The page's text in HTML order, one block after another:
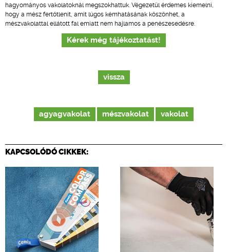
hagyományos vakolatoknál megszokhattuk. Végezetül érdemes kiemelni,
hogy a mész fertőtlenít, amit lúgos kémhatásának köszönhet, a
mészvakolattal ellátott fal emiatt nem hajlamos a penészesedésre.
Kérek még tájékoztatást!
vissza
agyagvakolat mészvakolat vakolat
KAPCSOLÓDÓ CIKKEK: